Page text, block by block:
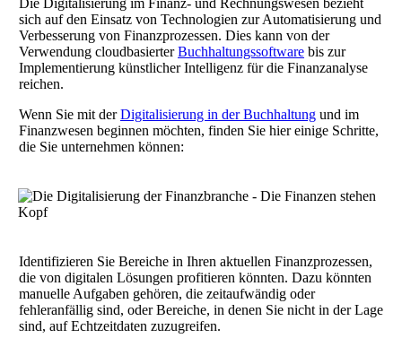
sich auf den Einsatz von Technologien zur Automatisierung und
Verbesserung von Finanzprozessen. Dies kann von der
Verwendung cloudbasierterBuchhaltungssoftware bis zur
Implementierung künstlicher Intelligenz für die Finanzanalyse
reichen.
Wenn Sie mit derDigitalisierung in der Buchhaltung und im
Finanzwesen beginnen möchten, finden Sie hier einige Schritte,
die Sie unternehmen können:
Identifizieren Sie Bereiche in Ihren aktuellen Finanzprozessen,
die von digitalen Lösungen profitieren könnten. Dazu könnten
manuelle Aufgaben gehören, die zeitaufwändig oder
fehleranfällig sind, oder Bereiche, in denen Sie nicht in der Lage
sind, auf Echtzeitdaten zuzugreifen.